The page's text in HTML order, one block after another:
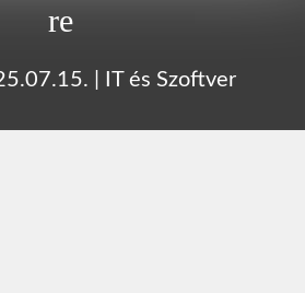
re
IT és Szoftver